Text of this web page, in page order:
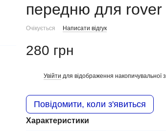
передню для
Очікується Написати відгук
280 грн
Увійти для відображення накопичувальної
Повідомити, коли з'явиться
Характеристики